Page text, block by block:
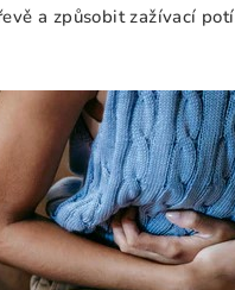
a způsobit zažívací